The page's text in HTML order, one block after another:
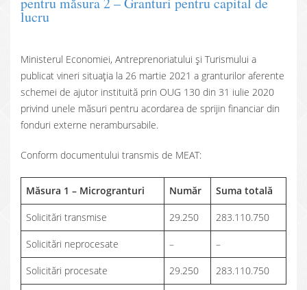
lucru
Ministerul Economiei, Antreprenoriatului și Turismului a
publicat vineri situația la 26 martie 2021 a granturilor aferente
schemei de ajutor instituită prin OUG 130 din 31 iulie 2020
privind unele măsuri pentru acordarea de sprijin financiar din
fonduri externe nerambursabile.
Conform documentului transmis de MEAT:
Măsura 1 – Microgranturi Număr Suma totală
Solicitări transmise 29.250 283.110.750
Solicitări neprocesate – –
Solicitări procesate 29.250 283.110.750